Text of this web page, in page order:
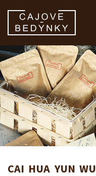
CAI HUA YUN WU